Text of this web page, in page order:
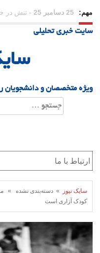
مهم: 23 دسامبر 25 - چرا
21 دسامبر 25
سایت خبری تحلیلی
ویژه متخصصان و دانشجویان
جستجو
برای:
سایک نیوز
» دسته‌بندی نشده »
کودک آزاری است